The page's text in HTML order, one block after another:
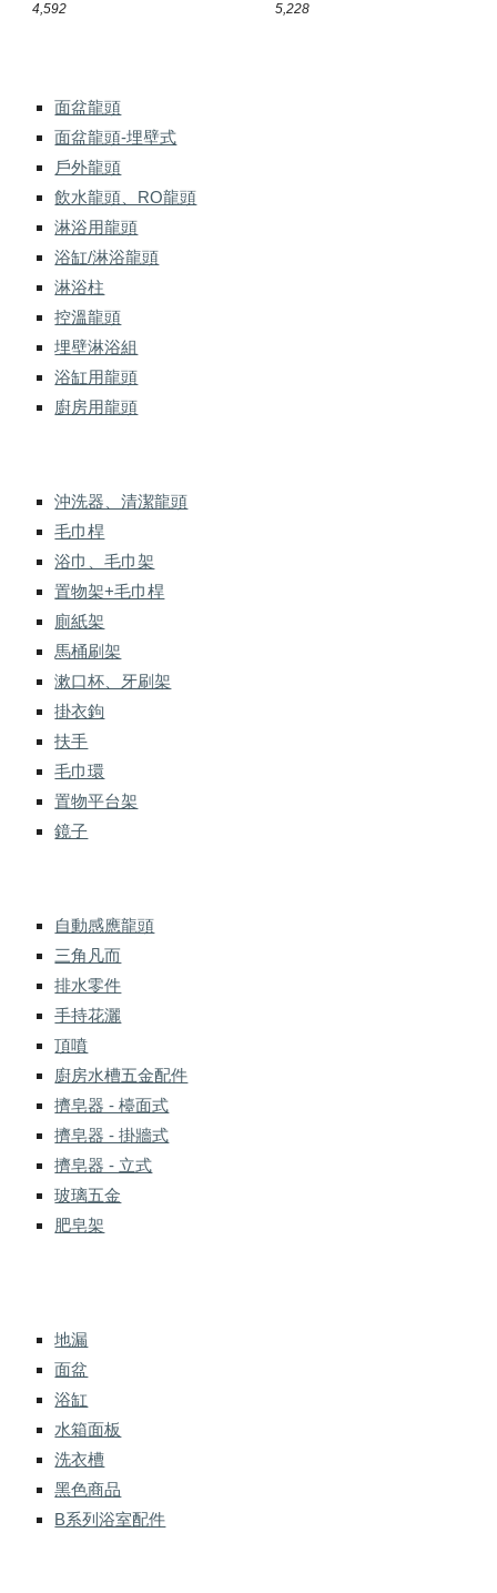
4,592
5,228
面盆龍頭
面盆龍頭-埋壁式
戶外龍頭
飲水龍頭、RO龍頭
淋浴用龍頭
浴缸/淋浴龍頭
淋浴柱
控溫龍頭
埋壁淋浴組
浴缸用龍頭
廚房用龍頭
沖洗器、清潔龍頭
毛巾桿
浴巾、毛巾架
置物架+毛巾桿
廁紙架
馬桶刷架
漱口杯、牙刷架
掛衣鉤
扶手
毛巾環
置物平台架
鏡子
自動感應龍頭
三角凡而
排水零件
手持花灑
頂噴
廚房水槽五金配件
擠皂器 - 檯面式
擠皂器 - 掛牆式
擠皂器 - 立式
玻璃五金
肥皂架
地漏
面盆
浴缸
水箱面板
洗衣槽
黑色商品
B系列浴室配件